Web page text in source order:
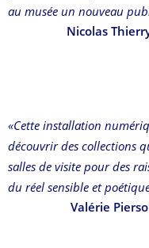
au musée un nouveau
Nicolas
«Cette installation
découvrir des collections
salles de visite pour des
du réel sensible et
Valérie